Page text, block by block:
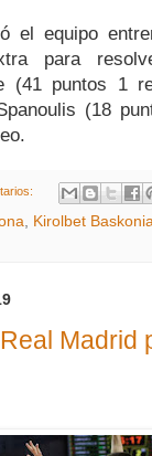
el equipo
para
(41 puntos 1
(18
Kirolbet
Madrid